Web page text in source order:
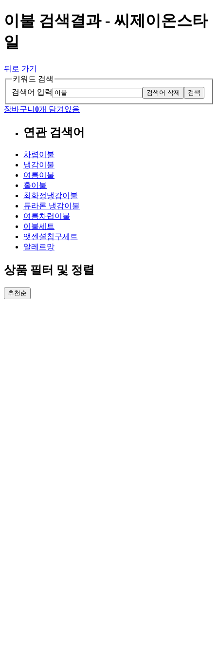
이불 검색결과 - 씨제이온스타
일
뒤로 가기
키워드 검색
검색어 입력
검색어 삭제 검색
장바구니 0개 담겨있음
연관 검색어
차렵이불
냉감이불
여름이불
홑이불
최화정냉감이불
듀라론 냉감이불
여름차렵이불
이불세트
앳센셜침구세트
알레르망
상품 필터 및 정렬
추천순